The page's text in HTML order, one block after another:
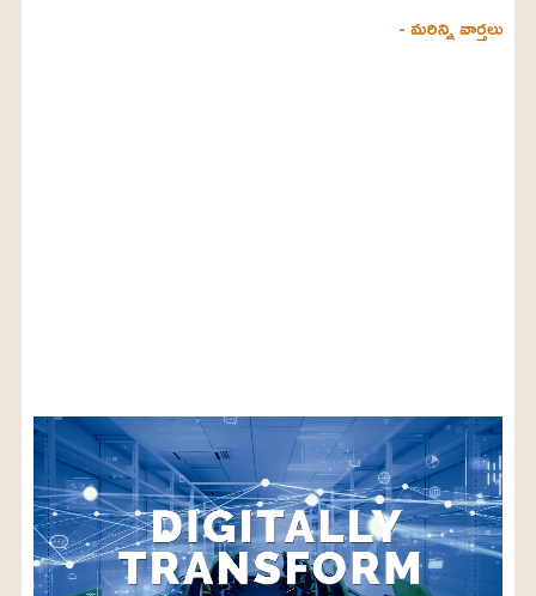
- మరిన్ని వార్తలు